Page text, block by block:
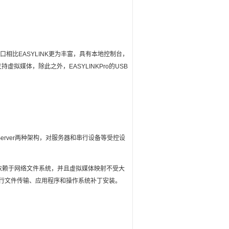
比EASYLINK更为丰富，具有本地控制台，
虚拟媒体，除此之外，EASYLINKPro的USB
两种架构，对服务器和串行设备等受控设
于网络文件系统，并且虚拟媒体映射不受大
件传输、应用程序和操作系统补丁安装。